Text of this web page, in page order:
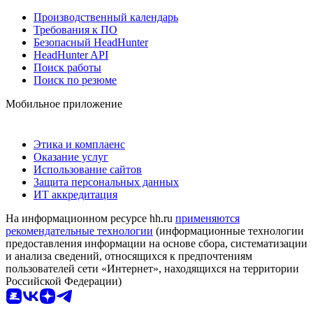
Производственный календарь
Требования к ПО
Безопасный HeadHunter
HeadHunter API
Поиск работы
Поиск по резюме
Мобильное приложение
Этика и комплаенс
Оказание услуг
Использование сайтов
Защита персональных данных
ИТ аккредитация
На информационном ресурсе hh.ru применяются
рекомендательные технологии (информационные технологии
предоставления информации на основе сбора, систематизации
и анализа сведений, относящихся к предпочтениям
пользователей сети «Интернет», находящихся на территории
Российской Федерации)